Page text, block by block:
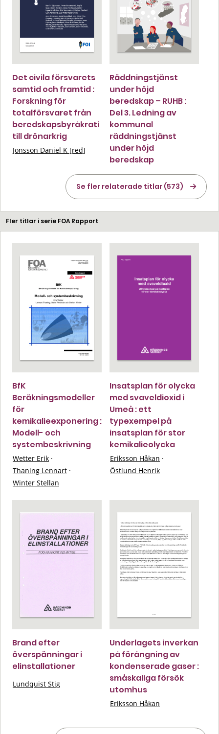
Det civila försvarets
samtid och framtid :
Forskning för
totalförsvaret från
beredskapsbyråkrati
till drönarkrig
Jonsson Daniel K [red]
Räddningstjänst
under höjd
beredskap – RUHB :
Del 3. Ledning av
kommunal
räddningstjänst
under höjd
beredskap
Se fler relaterade titlar (573)
Fler titlar i serie FOA Rapport
BfK
Beräkningsmodeller
för
kemikalieexponering :
Modell- och
systembeskrivning
Wetter Erik ·
Thaning Lennart ·
Winter Stellan
Insatsplan för olycka
med svaveldioxid i
Umeå : ett
typexempel på
insatsplan för stor
kemikalieolycka
Eriksson Håkan ·
Östlund Henrik
Brand efter
överspänningar i
elinstallationer
Lundquist Stig
Underlagets inverkan
på förångning av
kondenserade gaser :
småskaliga försök
utomhus
Eriksson Håkan